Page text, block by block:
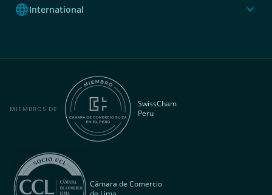
languageInternational expand_more
MIEMBROS DE
SwissCham
Peru
Cámara de Comercio